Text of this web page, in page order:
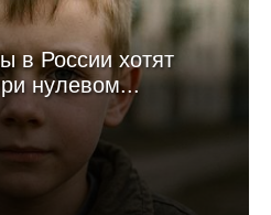
в России хотят
нулевом...